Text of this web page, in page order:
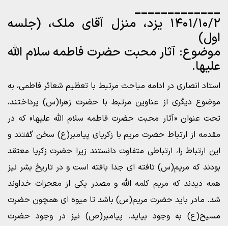
_____________
۱۴۰۱/۱۰/۲ یزد، منزل آقای ملک، (جلسه
اول)
موضوع: آثار محبت حضرت فاطمه سلام الله
علیها.
استاد انصاری در ادامه مباحث مرتبط با تعظیم شعائر فاطمی، به
موضوع دیگری از عناوین مرتبط با حضرت زهرا(س) پرداختند،
تحت عنوان «آثار محبت حضرت فاطمه سلام الله علیها» که در
مقدمه از ارتباط حضرت مریم با زکریای پیامبر(ع) سخن گفتند و
این ارتباط را، ارتباطی متفاوت دانستند زیرا حضرت زکریا معتقد
بودند که مریم(س) تافته ای جدا بافته است و در تاریخ بشر نیز
همه دیدند که مریم کلمه الله و مصدر یکی از معجزات خداوند
شد. مادر باید حضرت مریم(س) باشد تا میوه ای همچون حضرت
مسیح(ع) به وجود بیاید. پیامبر(ص) نیز در وجود حضرت